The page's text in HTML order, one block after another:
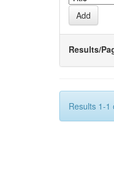
Results/
Results 1-1